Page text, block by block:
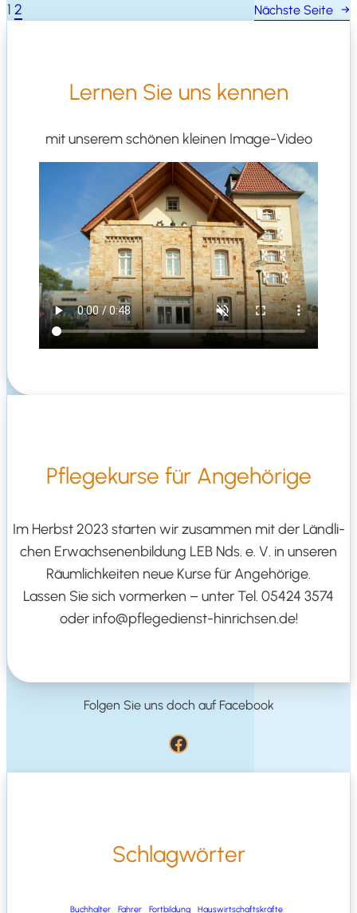
1 2 Nächs­te Sei­te →
Ler­nen Sie uns kennen
mit unse­rem schö­nen klei­nen Image-Video
Pfle­ge­kur­se für Angehörige
Im Herbst 2023star­ten wir zusam­men mit der Länd­li­
chen Erwach­se­nen­bil­dung LEB Nds. e. V. in unse­ren
Räum­lich­kei­ten neue Kur­se für Ange­hö­ri­ge.
Las­sen Sie sich vor­mer­ken – unter Tel. 05424 3574
oder info@pflegedienst-hinrichsen.de!
Fol­gen Sie uns doch auf Facebook
Face­book
Schlag­wör­ter
Buch­hal­ter Fah­rer Fort­bil­dung Haus­wirt­schafts­kräf­te